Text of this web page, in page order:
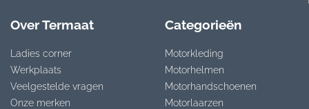
Over Termaat
Ladies corner
Werkplaats
Veelgestelde vragen
Onze merken
Categorieën
Motorkleding
Motorhelmen
Motorhandschoenen
Motorlaarzen